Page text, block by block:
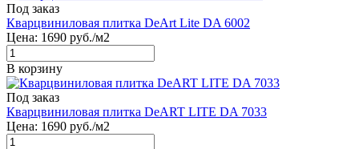
Под заказ
Кварцвиниловая плитка DeArt Lite DA 6002
Цена: 1690 руб./м2
В корзину
Под заказ
Кварцвиниловая плитка DeART LITE DA 7033
Цена: 1690 руб./м2